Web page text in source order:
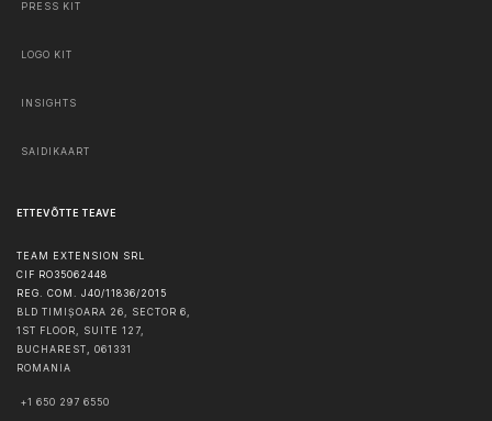
PRESS KIT
LOGO KIT
INSIGHTS
SAIDIKAART
ETTEVÕTTE TEAVE
TEAM EXTENSION SRL
CIF RO35062448
REG. COM. J40/11836/2015
BLD TIMIȘOARA 26, SECTOR 6,
1ST FLOOR, SUITE 127,
BUCHAREST, 061331
ROMANIA
+1 650 297 6550